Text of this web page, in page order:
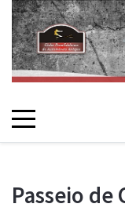
Passeio de